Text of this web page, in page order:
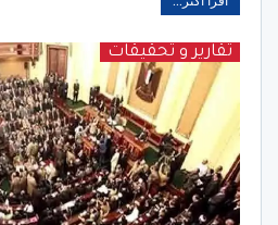
تقارير و تحقيقات